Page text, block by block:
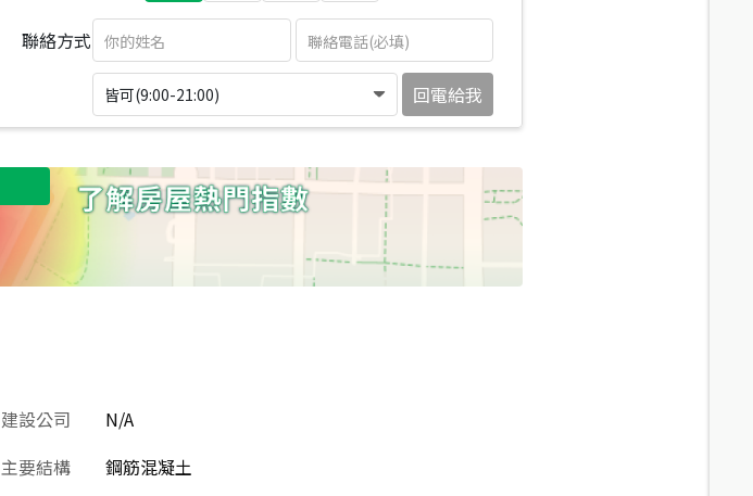
聯絡方式
皆可(9:00-21:00) 回電給我
建設公司
N/A
主要結構
鋼筋混凝土